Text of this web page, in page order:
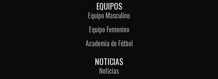
EQUIPOS
Equipo Masculino
Equipo Femenino
Academia de Fútbol
NOTICIAS
Noticias